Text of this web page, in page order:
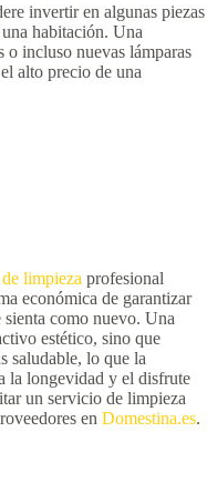
invertir en algunas piezas
habitación. Una
o incluso nuevas lámparas
alto precio de una
limpieza profesional
económica de garantizar
como nuevo. Una
estético, sino que
saludable, lo que la
la longevidad y el disfrute
un servicio de limpieza
en Domestina.es.